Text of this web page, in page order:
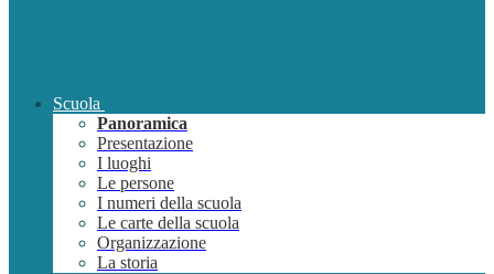
Scuola
Panoramica
Presentazione
I luoghi
Le persone
I numeri della scuola
Le carte della scuola
Organizzazione
La storia